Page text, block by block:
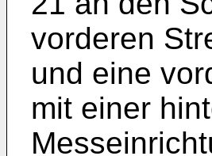
vorderen
und eine
mit einer